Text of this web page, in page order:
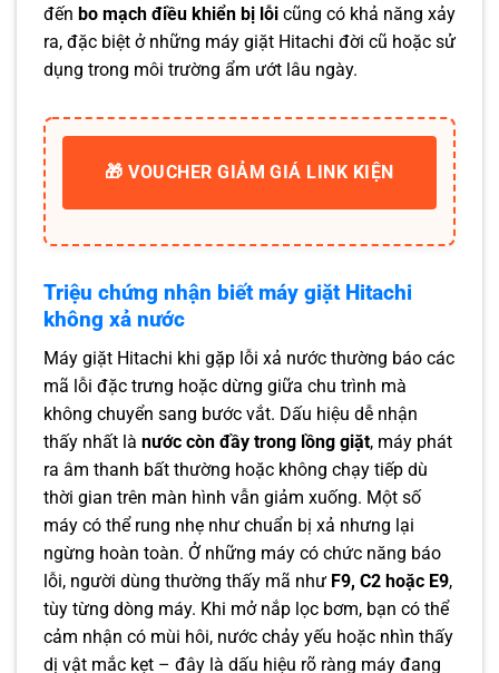
đến bo mạch điều khiển bị lỗi cũng có khả năng xảy
ra, đặc biệt ở những máy giặt Hitachi đời cũ hoặc sử
dụng trong môi trường ẩm ướt lâu ngày.
🎁 VOUCHER GIẢM GIÁ LINK KIỆN
Triệu chứng nhận biết máy giặt Hitachi
không xả nước
Máy giặt Hitachi khi gặp lỗi xả nước thường báo các
mã lỗi đặc trưng hoặc dừng giữa chu trình mà
không chuyển sang bước vắt. Dấu hiệu dễ nhận
thấy nhất là nước còn đầy trong lồng giặt, máy phát
ra âm thanh bất thường hoặc không chạy tiếp dù
thời gian trên màn hình vẫn giảm xuống. Một số
máy có thể rung nhẹ như chuẩn bị xả nhưng lại
ngừng hoàn toàn. Ở những máy có chức năng báo
lỗi, người dùng thường thấy mã như F9, C2 hoặc E9,
tùy từng dòng máy. Khi mở nắp lọc bơm, bạn có thể
cảm nhận có mùi hôi, nước chảy yếu hoặc nhìn thấy
dị vật mắc kẹt – đây là dấu hiệu rõ ràng máy đang